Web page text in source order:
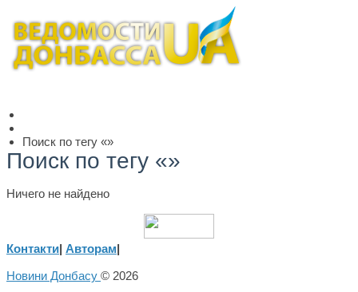
Поиск по тегу «»
Поиск по тегу «»
Ничего не найдено
Контакти| Авторам|
Новини Донбасу © 2026